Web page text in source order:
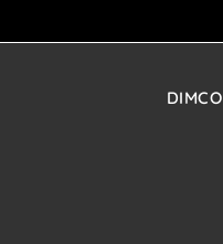
DIMCO